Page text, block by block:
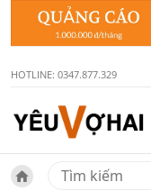
HOTLINE: 0347.877.329